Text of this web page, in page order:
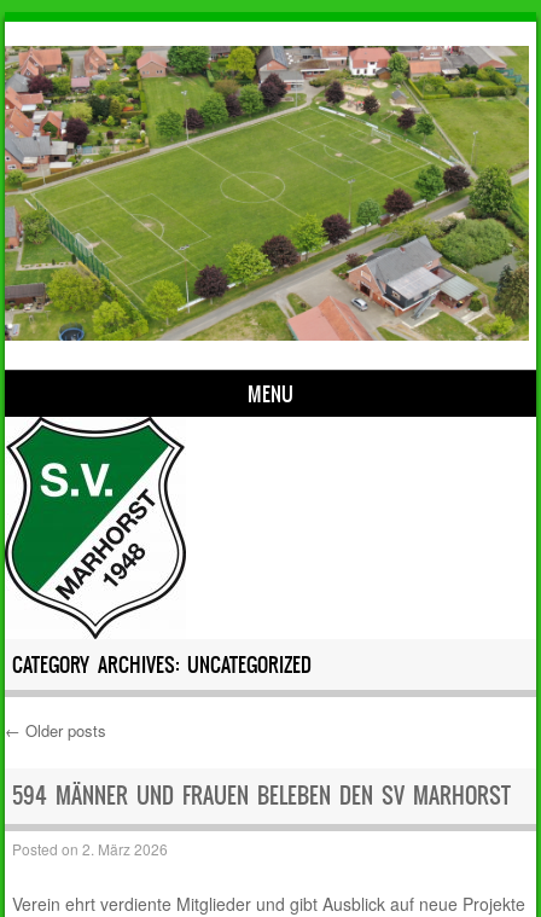
MENU
Skip to content
CATEGORY ARCHIVES:UNCATEGORIZED
Post navigation
← Older posts
594 MÄNNER UND FRAUEN BELEBEN DEN SV MARHORST
Posted on2. März 2026
Verein ehrt verdiente Mitglieder und gibt Ausblick auf neue Projekte